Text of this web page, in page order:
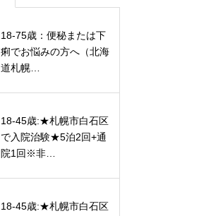
18-75歳：便秘または下
痢でお悩みの方へ（北海
道札幌…
18-45歳:★札幌市白石区
で入院治験★5泊2回+通
院1回※非…
18-45歳:★札幌市白石区